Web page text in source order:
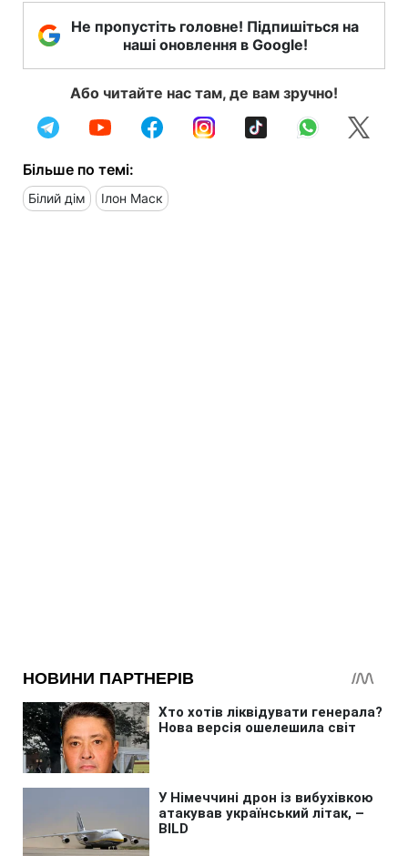
Не пропустіть головне! Підпишіться на
наші оновлення в Google!
Або читайте нас там, де вам зручно!
Більше по темі:
Білий дім Ілон Маск